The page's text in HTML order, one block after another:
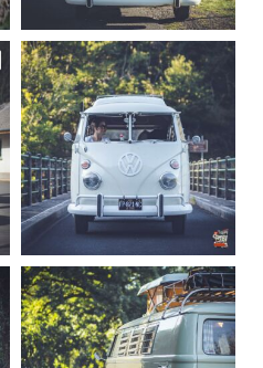
216 3
becombi
Août 10
177
0
becombi